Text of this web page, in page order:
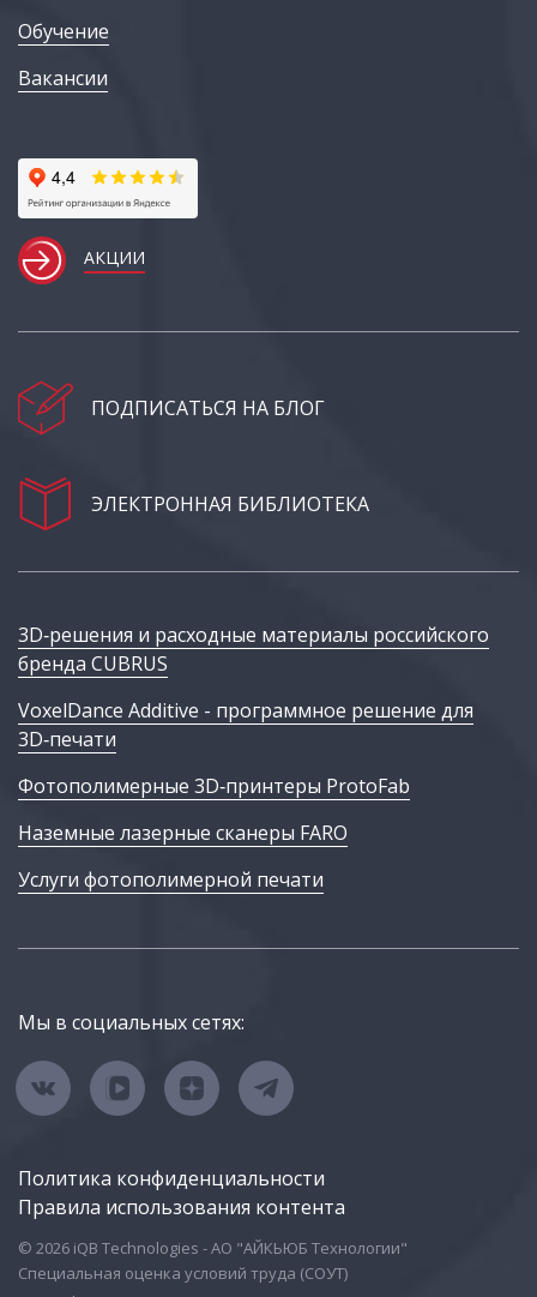
Обучение
Вакансии
АКЦИИ
ПОДПИСАТЬСЯ НА БЛОГ
ЭЛЕКТРОННАЯ БИБЛИОТЕКА
3D‑решения и расходные материалы российского
бренда CUBRUS
VoxelDance Additive - программное решение для
3D‑печати
Фотополимерные 3D‑принтеры ProtoFab
Наземные лазерные сканеры FARO
Услуги фотополимерной печати
Мы в социальных сетях:
Политика конфиденциальности
Правила использования контента
© 2026 iQB Technologies - АО "АЙКЬЮБ Технологии"
Специальная оценка условий труда (СОУТ)